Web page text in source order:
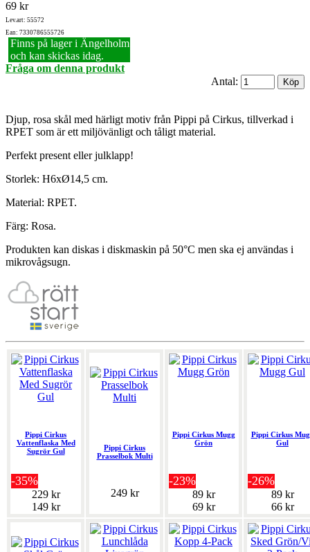
69 kr
Lev.art: 55572
Ean: 7330786555726
Finns på lager i Ängelholm
och kan skickas idag.
Fråga om denna produkt
Antal:
Djup, rosa skål med härligt motiv från Pippi på Cirkus, tillverkad i
RPET som är ett miljövänligt och tåligt material.
Perfekt present eller julklapp!
Storlek: H6xØ14,5 cm.
Material: RPET.
Färg: Rosa.
Produkten kan diskas i diskmaskin på 50°C men ska ej användas i
mikrovågsugn.
Pippi Cirkus
Vattenflaska Med
Sugrör Gul
-35%
229 kr
149 kr
Pippi Cirkus
Prasselbok Multi
249 kr
Pippi Cirkus Mugg
Grön
-23%
89 kr
69 kr
Pippi Cirkus
Gul
-26%
89 kr
66 kr